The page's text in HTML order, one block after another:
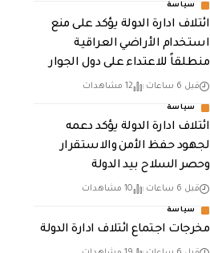
سياسة
ائتلاف ادارة الدولة يؤكد على منع
استخدام الأراضي العراقية
منطلقاً للاعتداء على دول الجوار
قبل 6 ساعات 12 مشاهدات
سياسة
ائتلاف ادارة الدولة يؤكد دعمه
لجهود حفظ الأمن والاستقرار
وحصر السلاح بيد الدولة
قبل 6 ساعات 10 مشاهدات
سياسة
مخرجات اجتماع ائتلاف ادارة الدولة